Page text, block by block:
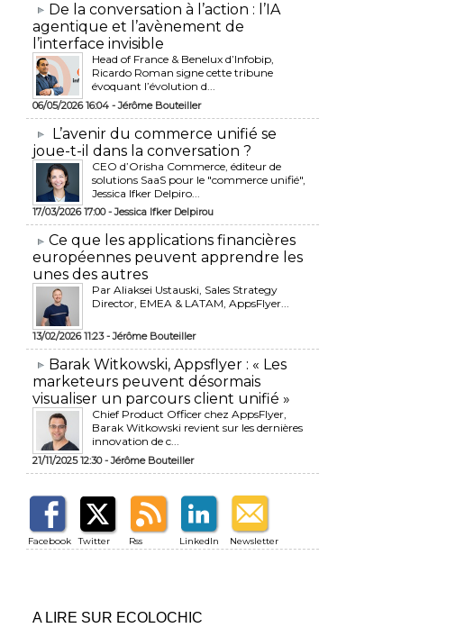
​De la conversation à l’action : l’IA
agentique et l’avènement de
l’interface invisible
Head of France & Benelux d’Infobip,
Ricardo Roman signe cette tribune
évoquant l’évolution d...
06/05/2026 16:04 -Jérôme Bouteiller
L’avenir du commerce unifié se
joue-t-il dans la conversation ?
CEO d’Orisha Commerce, éditeur de
solutions SaaS pour le "commerce unifié",
Jessica Ifker Delpiro...
17/03/2026 17:00 -Jessica Ifker Delpirou
​Ce que les applications financières
européennes peuvent apprendre les
unes des autres
Par Aliaksei Ustauski, Sales Strategy
Director, EMEA & LATAM, AppsFlyer...
13/02/2026 11:23 -Jérôme Bouteiller
​Barak Witkowski, Appsflyer : « Les
marketeurs peuvent désormais
visualiser un parcours client unifié »
Chief Product Officer chez AppsFlyer, ​
Barak Witkowski revient sur les dernières
innovation de c...
21/11/2025 12:30 -Jérôme Bouteiller
Facebook Twitter Rss LinkedIn Newsletter
A LIRE SUR ECOLOCHIC